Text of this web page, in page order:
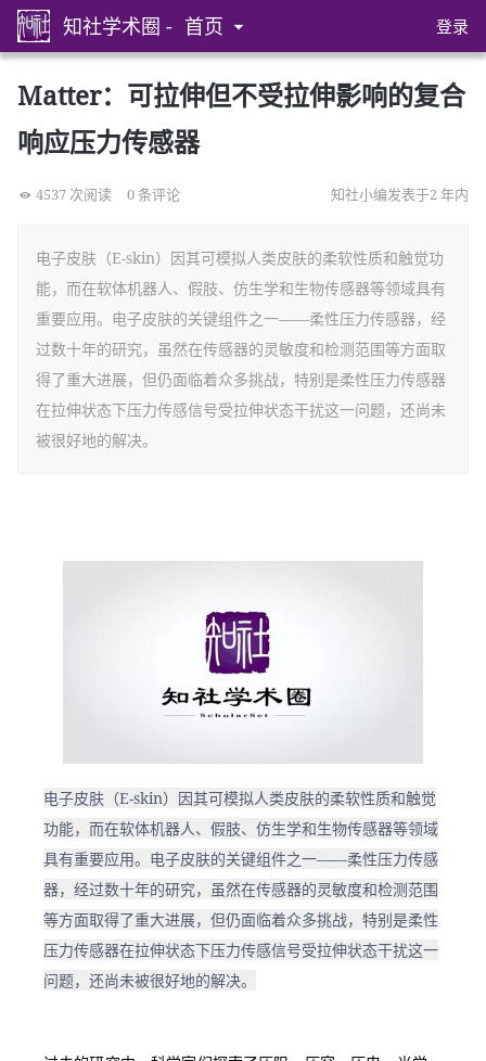
知社学术圈 - 首页 登录
Matter：可拉伸但不受拉伸影响的复合
响应压力传感器
4537 次阅读 0 条评论 知社小编发表于2 年内
电子皮肤（E-skin）因其可模拟人类皮肤的柔软性质和触觉功
能，而在软体机器人、假肢、仿生学和生物传感器等领域具有
重要应用。电子皮肤的关键组件之一——柔性压力传感器，经
过数十年的研究，虽然在传感器的灵敏度和检测范围等方面取
得了重大进展，但仍面临着众多挑战，特别是柔性压力传感器
在拉伸状态下压力传感信号受拉伸状态干扰这一问题，还尚未
被很好地的解决。
电子皮肤（E-skin）因其可模拟人类皮肤的柔软性质和触觉
功能，而在软体机器人、假肢、仿生学和生物传感器等领域
具有重要应用。电子皮肤的关键组件之一——柔性压力传感
器，经过数十年的研究，虽然在传感器的灵敏度和检测范围
等方面取得了重大进展，但仍面临着众多挑战，特别是柔性
压力传感器在拉伸状态下压力传感信号受拉伸状态干扰这一
问题，还尚未被很好地的解决。